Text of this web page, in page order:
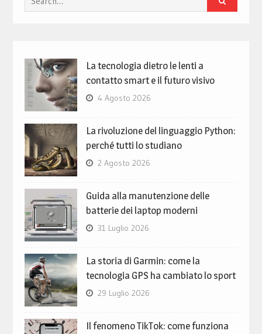
for:
La tecnologia dietro le lenti a
contatto smart e il futuro visivo
4 Agosto 2026
La rivoluzione del linguaggio Python:
perché tutti lo studiano
2 Agosto 2026
Guida alla manutenzione delle
batterie dei laptop moderni
31 Luglio 2026
La storia di Garmin: come la
tecnologia GPS ha cambiato lo sport
29 Luglio 2026
Il fenomeno TikTok: come funziona